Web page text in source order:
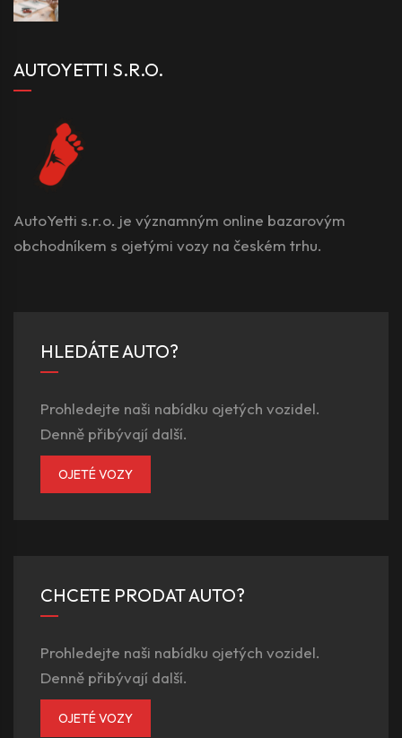
AUTOYETTI S.R.O.
AutoYetti s.r.o. je významným online bazarovým
obchodníkem s ojetými vozy na českém trhu.
HLEDÁTE AUTO?
Prohledejte naši nabídku ojetých vozidel.
Denně přibývají další.
OJETÉ VOZY
CHCETE PRODAT AUTO?
Prohledejte naši nabídku ojetých vozidel.
Denně přibývají další.
OJETÉ VOZY